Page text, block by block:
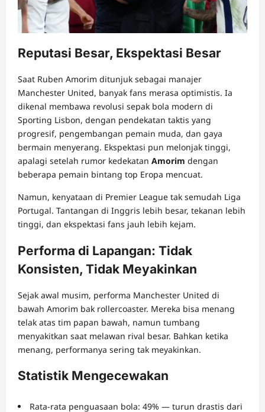
Reputasi Besar, Ekspektasi Besar
Saat Ruben Amorim ditunjuk sebagai manajer
Manchester United, banyak fans merasa optimistis. Ia
dikenal membawa revolusi sepak bola modern di
Sporting Lisbon, dengan pendekatan taktis yang
progresif, pengembangan pemain muda, dan gaya
bermain menyerang. Ekspektasi pun melonjak tinggi,
apalagi setelah rumor kedekatan Amorim dengan
beberapa pemain bintang top Eropa mencuat.
Namun, kenyataan di Premier League tak semudah Liga
Portugal. Tantangan di Inggris lebih besar, tekanan lebih
tinggi, dan ekspektasi fans jauh lebih kejam.
Performa di Lapangan: Tidak
Konsisten, Tidak Meyakinkan
Sejak awal musim, performa Manchester United di
bawah Amorim bak rollercoaster. Mereka bisa menang
telak atas tim papan bawah, namun tumbang
menyakitkan saat melawan rival besar. Bahkan ketika
menang, performanya sering tak meyakinkan.
Statistik Mengecewakan
Rata-rata penguasaan bola: 49% — turun drastis dari